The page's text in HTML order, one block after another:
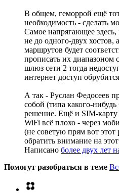
В общем, геморрой ещё
необходимость - сделать
Самое напрягающее
не до одного-двух хостов,
маршрутов будет
прописать их диапазоном
шлюз сети 2 тогда
интернет доступ
А так - Руслан Федосеев
собой (типа какого-
решение. Ещё и SIM-карту
WiFi всё плохо - через
(не советую прям вот
обратить внимание на
Написано более двух лет
Помогут разобраться в теме